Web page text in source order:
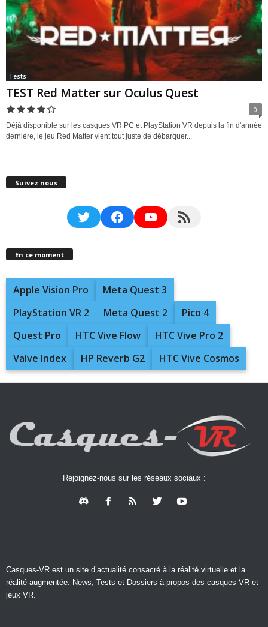
Tests
TEST Red Matter sur Oculus Quest
0
Déjà disponible sur les casques VR PC et PlayStation VR depuis la fin d'année
dernière, le jeu Red Matter vient tout juste de débarquer...
Suivez nous
TwitterFacebookYouTubeRSS Feed
En ce moment
Apple Vision Pro
Meta Quest 3
PlayStation VR 2
Meta Quest 2
Pico 4
Quest Pro
HTC Vive Flow
HTC Vive Pro 2
Valve Index
HP Reverb G2 HTC Vive Cosmos
Rejoignez-nous sur les réseaux sociaux :
Casques-VR est un site d’actualité consacré à la réalité virtuelle et la
réalité augmentée. News, Tests et Dossiers à propos des casques VR et
jeux VR.